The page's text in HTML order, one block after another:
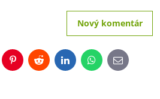
Nový komentár
PinterestRedditLinkedInWhatsApp
E-
mail